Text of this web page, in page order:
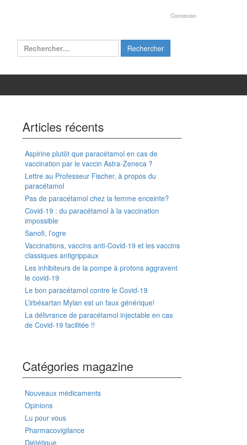
Connexion
Rechercher :
Articles récents
Aspirine plutôt que paracétamol en cas de
vaccination par le vaccin Astra-Zeneca ?
Lettre au Professeur Fischer, à propos du
paracétamol
Pas de paracétamol chez la femme enceinte?
Covid-19 : du paracétamol à la vaccination
impossible
Sanofi, l’ogre
Vaccinations, vaccins anti-Covid-19 et les vaccins
classiques antigrippaux
Les inhibiteurs de la pompe à protons aggravent
le covid-19
Le bon paracétamol contre le Covid-19
L’irbésartan Mylan est un faux générique!
La délivrance de paracétamol injectable en cas
de Covid-19 facilitée !!
Catégories magazine
Nouveaux médicaments
Opinions
Lu pour vous
Pharmacovigilance
Diététique